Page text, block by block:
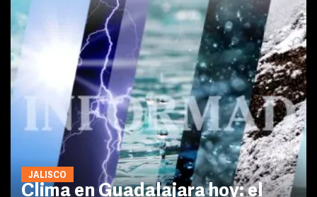
JALISCO
Clima en Guadalajara hoy: el